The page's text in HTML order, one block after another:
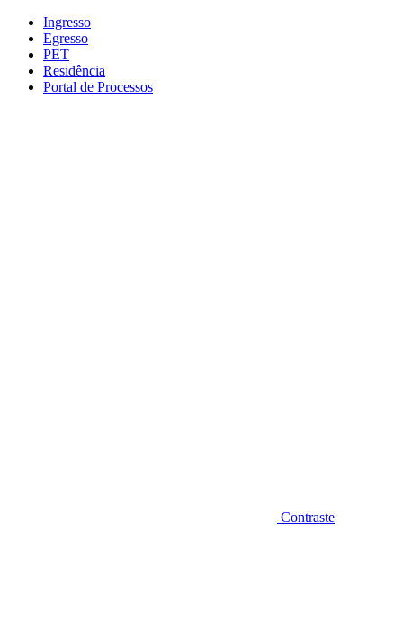
Conteúdo principal
Ingresso
Egresso
PET
Residência
Portal de Processos
Contraste